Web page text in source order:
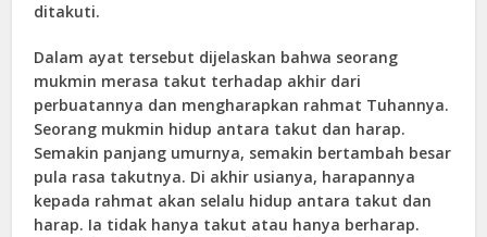
ditakuti.
Dalam ayat tersebut dijelaskan bahwa seorang
mukmin merasa takut terhadap akhir dari
perbuatannya dan mengharapkan rahmat Tuhannya.
Seorang mukmin hidup antara takut dan harap.
Semakin panjang umurnya, semakin bertambah besar
pula rasa takutnya. Di akhir usianya, harapannya
kepada rahmat akan selalu hidup antara takut dan
harap. Ia tidak hanya takut atau hanya berharap.